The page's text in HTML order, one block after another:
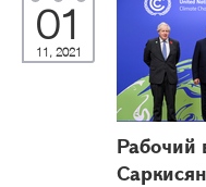
01
11, 2021
Рабочий